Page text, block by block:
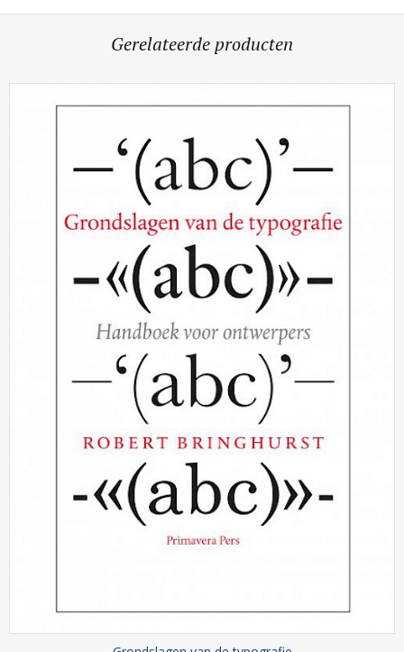
Gerelateerde producten